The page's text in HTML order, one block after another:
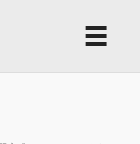
☰